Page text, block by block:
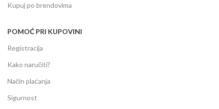
Kupuj po brendovima
POMOĆ PRI KUPOVINI
Registracija
Kako naručiti?
Način plaćanja
Sigurnost